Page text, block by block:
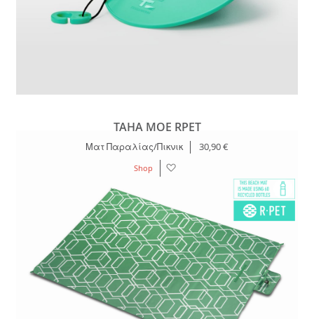
TAHA MOE RPET
Ματ Παραλίας/Πικνικ 30,90 €
Shop